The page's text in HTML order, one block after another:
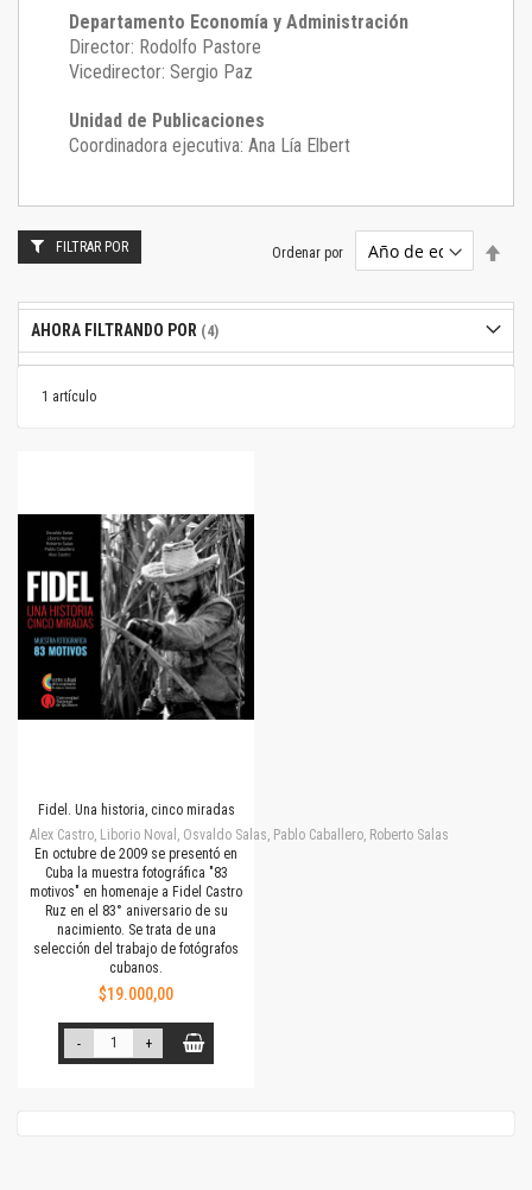
Departamento Economía y Administración
Director: Rodolfo Pastore
Vicedirector: Sergio Paz
Unidad de Publicaciones
Coordinadora ejecutiva: Ana Lía Elbert
1 artículo
Ordenar por
Fidel. Una historia, cinco miradas
Alex Castro, Liborio Noval, Osvaldo Salas, Pablo Caballero, Roberto Salas
En octubre de 2009 se presentó en
Cuba la muestra fotográfica "83
motivos" en homenaje a Fidel Castro
Ruz en el 83° aniversario de su
nacimiento. Se trata de una
selección del trabajo de fotógrafos
cubanos.
$19.000,00
- +
FILTRAR POR
AHORA FILTRANDO POR